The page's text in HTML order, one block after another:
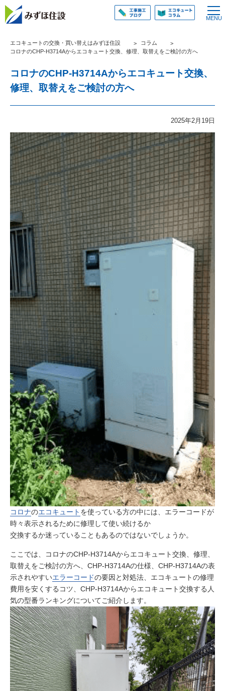
エコキュートの交換・買い替えはみずほ住設
コラム
コロナのCHP-H3714Aからエコキュート交換、修理、取替えをご検討の方へ
コロナのCHP-H3714Aからエコキュート交換、
修理、取替えをご検討の方へ
2025年2月19日
コロナのエコキュート を使っている方の中には、エラーコードが
時々表示されるために修理して使い続けるか
交換するか迷っていることもあるのではないでしょうか。
ここでは、コロナのCHP-H3714Aからエコキュート交換、修理、
取替えをご検討の方へ、CHP-H3714Aの仕様、CHP-H3714Aの表
示されやすいエラーコードの要因と対処法、エコキュートの修理
費用を安くするコツ、CHP-H3714Aからエコキュート交換する人
気の型番ランキングについてご紹介します。